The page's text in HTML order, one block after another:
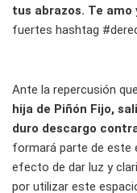
tus abrazos. Te amo
fuertes hashtag
Ante la repercusión
hija de Piñón Fijo,
duro descargo
formará parte de este
efecto de dar luz y
por utilizar este